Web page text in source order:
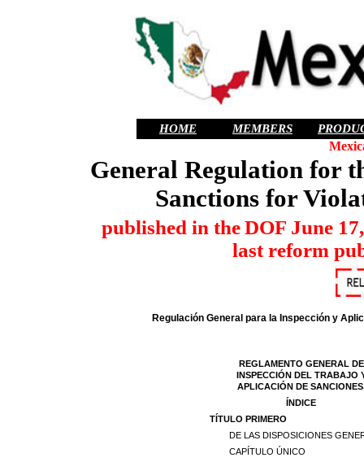
HOME MEMBERS
General Regulation for
Sanctions for
published in theDOF June 17,
last reform
Regulación General para la Inspección y
REGLAMENTO GENERAL DE
INSPECCIÓN DEL TRABAJO
APLICACIÓN DE
ÍNDICE
TÍTULO PRIMERO
DE LAS DISPOSICIONES
CAPÍTULO ÚNICO